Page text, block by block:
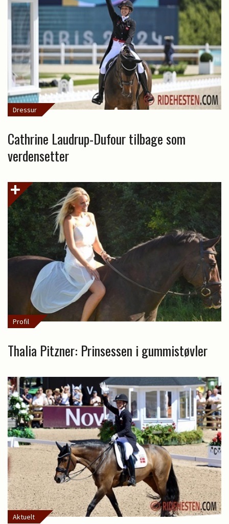
Dressur
Cathrine Laudrup-Dufour tilbage som
verdensetter
Profil
Thalia Pitzner: Prinsessen i gummistøvler
Aktuelt